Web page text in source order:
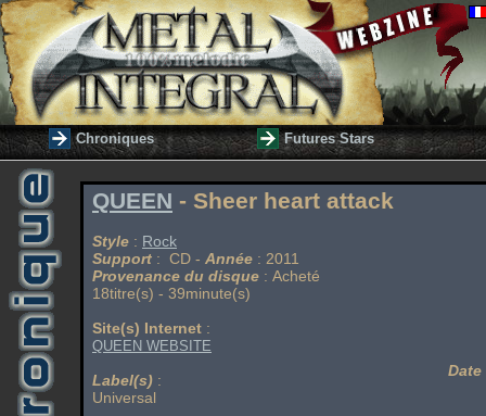
Chroniques Futures Stars
QUEEN - Sheer heart attack
Style : Rock
Support : CD - Année : 2011
Provenance du disque : Acheté
18titre(s) - 39minute(s)
Site(s) Internet :
QUEEN WEBSITE
Label(s) :
Universal